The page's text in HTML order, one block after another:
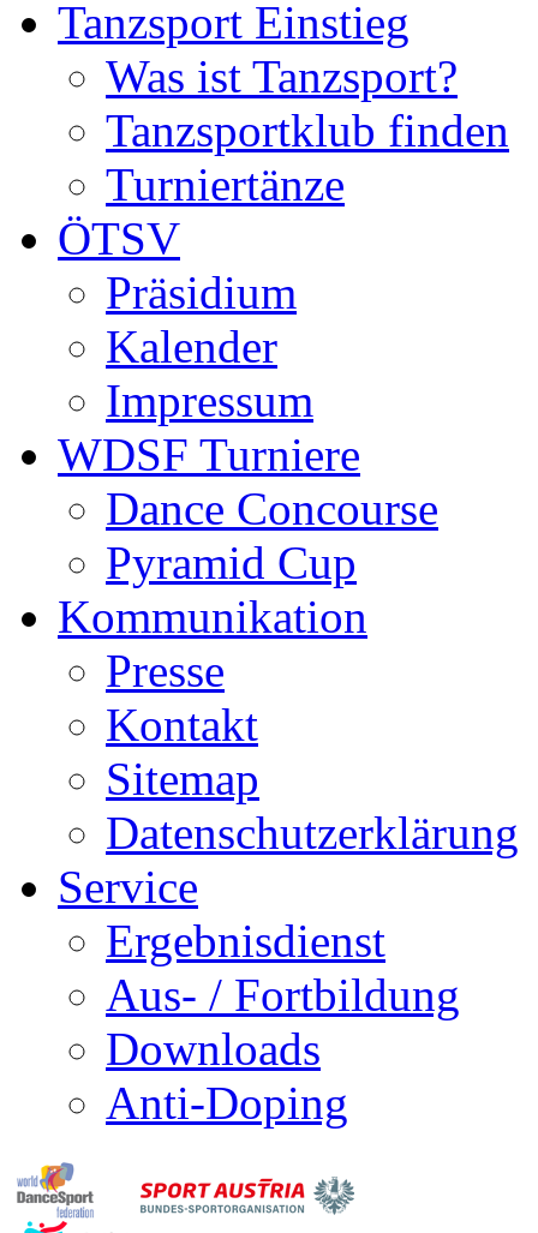
Tanzsport Einstieg
Was ist Tanzsport?
Tanzsportklub finden
Turniertänze
ÖTSV
Präsidium
Kalender
Impressum
WDSF Turniere
Dance Concourse
Pyramid Cup
Kommunikation
Presse
Kontakt
Sitemap
Datenschutzerklärung
Service
Ergebnisdienst
Aus- / Fortbildung
Downloads
Anti-Doping